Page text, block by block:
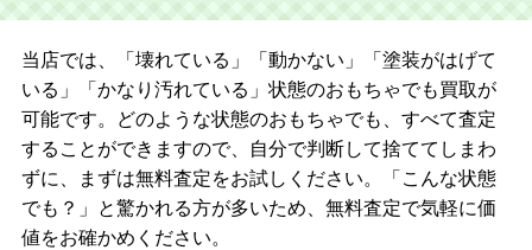
当店では、「壊れている」「動かない」「塗装がはげて
いる」「かなり汚れている」状態のおもちゃでも買取が
可能です。どのような状態のおもちゃでも、すべて査定
することができますので、自分で判断して捨ててしまわ
ずに、まずは無料査定をお試しください。「こんな状態
でも？」と驚かれる方が多いため、無料査定で気軽に価
値をお確かめください。